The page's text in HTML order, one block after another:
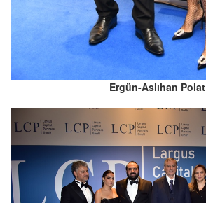
Ergün-Aslıhan Polat